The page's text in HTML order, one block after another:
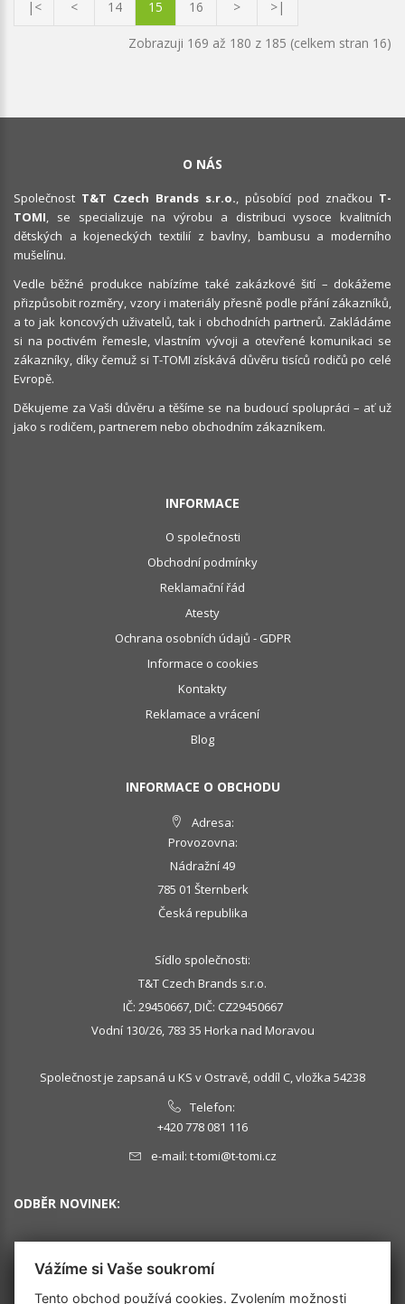
|< < 14 15 16 > >|
Zobrazuji 169 až 180 z 185 (celkem stran 16)
O NÁS
Společnost T&T Czech Brands s.r.o., působící pod značkou T-
TOMI, se specializuje na výrobu a distribuci vysoce kvalitních
dětských a kojeneckých textilií z bavlny, bambusu a moderního
mušelínu.
Vedle běžné produkce nabízíme také zakázkové šití – dokážeme
přizpůsobit rozměry, vzory i materiály přesně podle přání zákazníků,
a to jak koncových uživatelů, tak i obchodních partnerů. Zakládáme
si na poctivém řemesle, vlastním vývoji a otevřené komunikaci se
zákazníky, díky čemuž si T-TOMI získává důvěru tisíců rodičů po celé
Evropě.
Děkujeme za Vaši důvěru a těšíme se na budoucí spolupráci – ať už
jako s rodičem, partnerem nebo obchodním zákazníkem.
INFORMACE
O společnosti
Obchodní podmínky
Reklamační řád
Atesty
Ochrana osobních údajů - GDPR
Informace o cookies
Kontakty
Reklamace a vrácení
Blog
INFORMACE O OBCHODU
Adresa:
Provozovna:
Nádražní 49
785 01 Šternberk
Česká republika
Sídlo společnosti:
T&T Czech Brands s.r.o.
IČ: 29450667, DIČ: CZ29450667
Vodní 130/26, 783 35 Horka nad Moravou
Společnost je zapsaná u KS v Ostravě, oddíl C, vložka 54238
Telefon:
+420 778 081 116
e-mail: t-tomi@t-tomi.cz
ODBĚR NOVINEK:
OK
Vážíme si Vaše soukromí
Tento obchod používá cookies. Zvolením možnosti